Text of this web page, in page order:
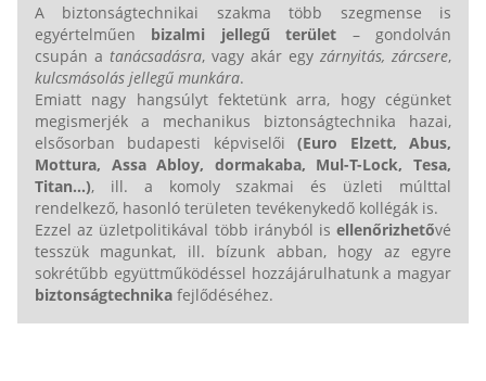
A biztonságtechnikai szakma több szegmense is
egyértelműen bizalmi jellegű terület – gondolván
csupán a tanácsadásra, vagy akár egy zárnyitás, zárcsere,
kulcsmásolás jellegű munkára.
Emiatt nagy hangsúlyt fektetünk arra, hogy cégünket
megismerjék a mechanikus biztonságtechnika hazai,
elsősorban budapesti képviselői(Euro Elzett,Abus,
Mottura, Assa Abloy, dormakaba, Mul-T-Lock, Tesa,
Titan...), ill. a komoly szakmai és üzleti múlttal
rendelkező, hasonló területen tevékenykedő kollégák is.
Ezzel az üzletpolitikával több irányból is ellenőrizhetővé
tesszük magunkat, ill. bízunk abban, hogy az egyre
sokrétűbb együttműködéssel hozzájárulhatunk a magyar
biztonságtechnika fejlődéséhez.